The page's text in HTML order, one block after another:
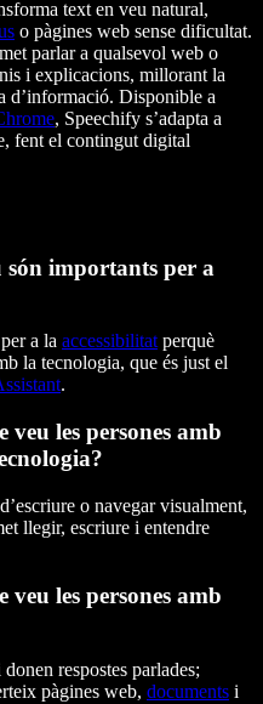
text en veu natural,
o pàgines web sense dificultat.
parlar a qualsevol web o
i explicacions, millorant la
d’informació. Disponible a
, Speechify s’adapta a
fent el contingut digital
són importants per a
a la accessibilitat perquè
la tecnologia, que és just el
.
veu les persones amb
o navegar visualment,
llegir, escriure i entendre
veu les persones amb
respostes parlades;
pàgines web, documents i